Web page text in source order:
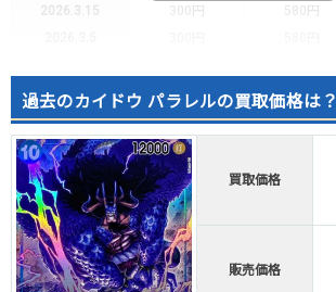
2026.3.15
300円 580円
2026.2.15
300円 580円
2026.2.5
300円 580円
2026.1.25
200円
2026.1.15
100円
2026.1.5
100円
2025.12.25
100円 380円
2025.12.15
100円
2025.12.5
100円
過去のカイドウ パラレルの買取価格は？
買取価格
販売価格